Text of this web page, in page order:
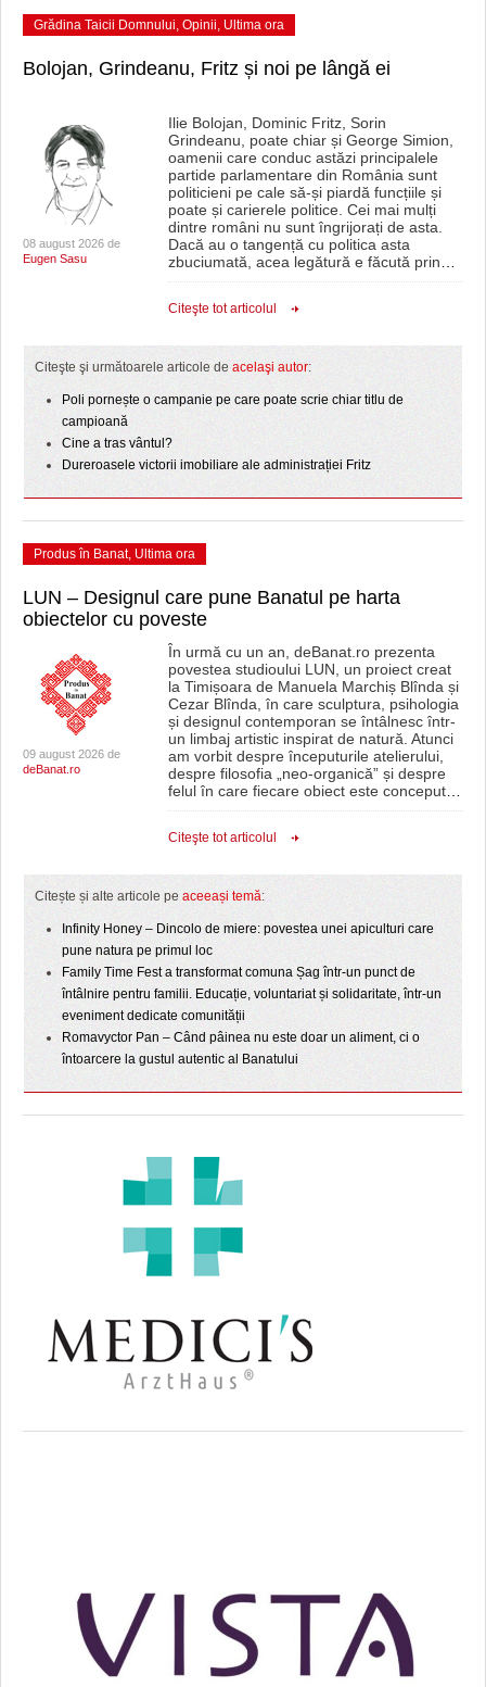
Grădina Taicii Domnului, Opinii, Ultima ora
Bolojan, Grindeanu, Fritz și noi pe lângă ei
08 august 2026 de
Eugen Sasu
Ilie Bolojan, Dominic Fritz, Sorin
Grindeanu, poate chiar și George Simion,
oamenii care conduc astăzi principalele
partide parlamentare din România sunt
politicieni pe cale să-și piardă funcțiile și
poate și carierele politice. Cei mai mulți
dintre români nu sunt îngrijorați de asta.
Dacă au o tangență cu politica asta
zbuciumată, acea legătură e făcută prin
Citeşte tot articolul
Citeşte şi următoarele articole de acelaşi autor:
Poli pornește o campanie pe care poate scrie chiar titlu de
campioană
Cine a tras vântul?
Dureroasele victorii imobiliare ale administrației Fritz
Produs în Banat, Ultima ora
LUN – Designul care pune Banatul pe harta
obiectelor cu poveste
09 august 2026 de
deBanat.ro
În urmă cu un an, deBanat.ro prezenta
povestea studioului LUN, un proiect creat
la Timișoara de Manuela Marchiș Blînda și
Cezar Blînda, în care sculptura, psihologia
și designul contemporan se întâlnesc într-
un limbaj artistic inspirat de natură. Atunci
am vorbit despre începuturile atelierului,
despre filosofia „neo-organică” și despre
felul în care fiecare obiect este conceput…
Citeşte tot articolul
Citește și alte articole pe aceeași temă:
Infinity Honey – Dincolo de miere: povestea unei apiculturi care
pune natura pe primul loc
Family Time Fest a transformat comuna Șag într-un punct de
întâlnire pentru familii. Educație, voluntariat și solidaritate, într-un
eveniment dedicate comunității
Romavyctor Pan – Când pâinea nu este doar un aliment, ci o
întoarcere la gustul autentic al Banatului